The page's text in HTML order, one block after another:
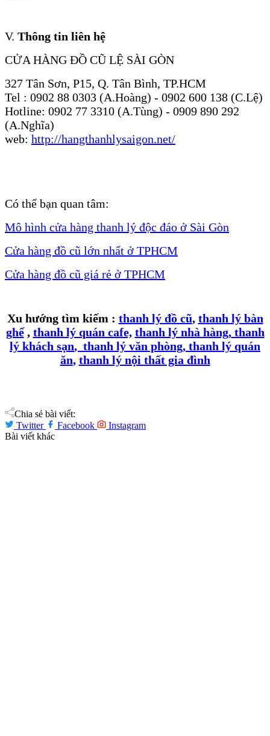
V. Thông tin liên hệ
CỬA HÀNG ĐỒ CŨ LỆ SÀI GÒN
327 Tân Sơn, P15, Q. Tân Bình, TP.HCM
Tel : 0902 88 0303 (A.Hoàng) - 0902 600 138 (C.Lệ)
Hotline: 0902 77 3310 (A.Tùng) - 0909 890 292
(A.Nghĩa)
web: http://hangthanhlysaigon.net/
Có thể bạn quan tâm:
Mô hình cửa hàng thanh lý độc đáo ở Sài Gòn
Cửa hàng đồ cũ lớn nhất ở TPHCM
Cửa hàng đồ cũ giá rẻ ở TPHCM
Xu hướng tìm kiếm : thanh lý đồ cũ, thanh lý bàn
ghế , thanh lý quán cafe, thanh lý nhà hàng,thanh
lý khách sạn, thanh lý văn phòng, thanh lý quán
ăn, thanh lý nội thất gia đình
Chia sẻ bài viết:
Twitter
Facebook
Instagram
Bài viết khác